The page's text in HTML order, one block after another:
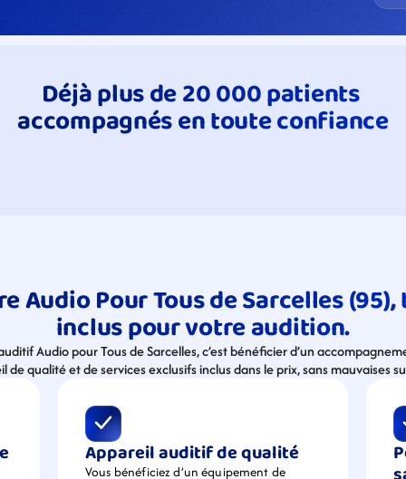
Déjà plus de 20 000 patients
accompagnés en toute confiance
Audio Pour Tous de Sarcelles
inclus pour votre audition.
Audio pour Tous de Sarcelles, c’est bénéficier d’un
de qualité et de services exclusifs inclus dans le prix, sans mauvaises
Appareil auditif de qualité
Vous bénéficiez d’un équipement de